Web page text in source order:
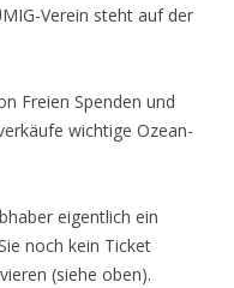
Verein steht auf der
Freien Spenden und
wichtige Ozean-
eigentlich ein
noch kein Ticket
(siehe oben).